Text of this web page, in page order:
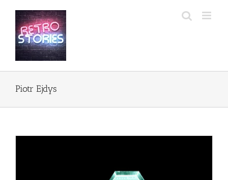
zawartości
Piotr Ejdys